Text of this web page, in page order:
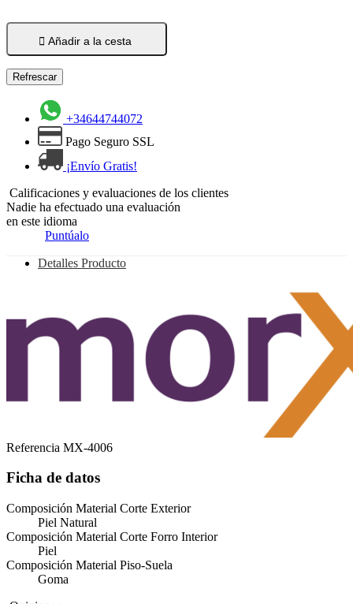
 Añadir a la cesta
+34644744072
Pago Seguro SSL
¡Envío Gratis!
Calificaciones y evaluaciones de los clientes
Nadie ha efectuado una evaluación
en este idioma
Puntúalo
Detalles Producto
Referencia MX-4006
Ficha de datos
Composición Material Corte Exterior
Piel Natural
Composición Material Corte Forro Interior
Piel
Composición Material Piso-Suela
Goma